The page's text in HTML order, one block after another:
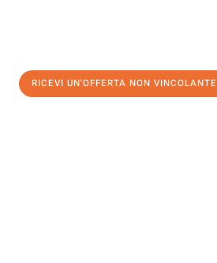
RICEVI UN'OFFERTA NON VINCOLANTE